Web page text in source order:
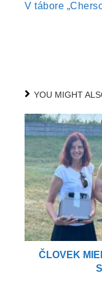
READING
V tábore
YOU MIGHT
ČLOVEK